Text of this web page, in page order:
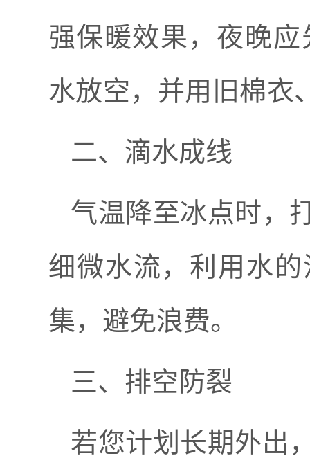
强保暖效果， 夜晚应
水放空，并用旧棉衣
二、滴水成线
气温降至冰点时，
细微水流，利用水
集，避免浪费。
三、排空防裂
若您计划长期外出